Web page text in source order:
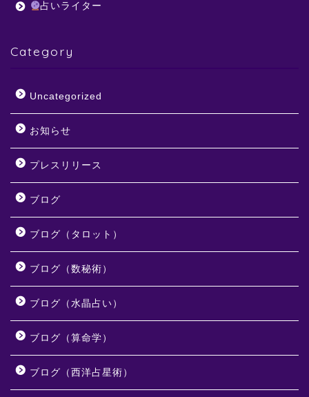
占いライター
Category
Uncategorized
お知らせ
プレスリリース
ブログ
ブログ（タロット）
ブログ（数秘術）
ブログ（水晶占い）
ブログ（算命学）
ブログ（西洋占星術）